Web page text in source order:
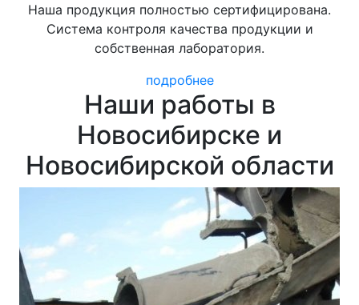
Наша продукция полностью сертифицирована.
Система контроля качества продукции и
собственная лаборатория.
подробнее
Наши работы в
Новосибирске и
Новосибирской области